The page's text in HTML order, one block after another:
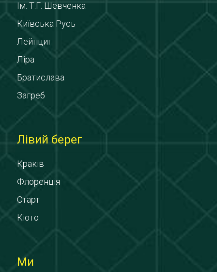
Ім. Т.Г. Шевченка
Київська Русь
Лейпциг
Ліра
Братислава
Загреб
Лівий берег
Краків
Флоренція
Старт
Кіото
Ми